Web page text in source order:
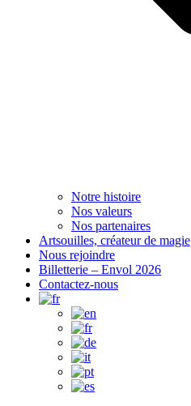
Notre histoire
Nos valeurs
Nos partenaires
Artsouilles, créateur de magie
Nous rejoindre
Billetterie – Envol 2026
Contactez-nous